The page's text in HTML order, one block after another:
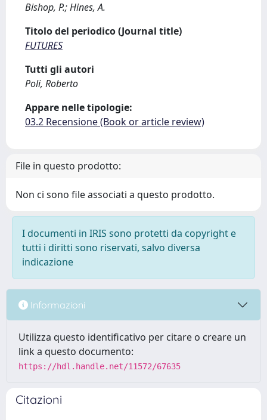
Bishop, P.; Hines, A.
Titolo del periodico (Journal title)
FUTURES
Tutti gli autori
Poli, Roberto
Appare nelle tipologie:
03.2 Recensione (Book or article review)
File in questo prodotto:
Non ci sono file associati a questo prodotto.
I documenti in IRIS sono protetti da copyright e
tutti i diritti sono riservati, salvo diversa
indicazione
Informazioni
Utilizza questo identificativo per citare o creare un
link a questo documento:
https://hdl.handle.net/11572/67635
Citazioni